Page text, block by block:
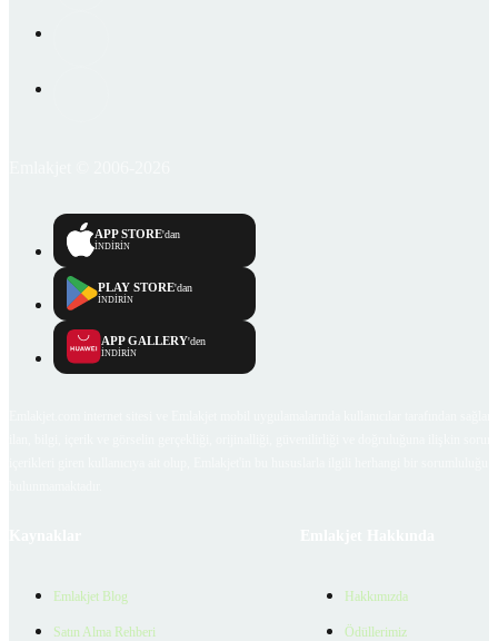
APP STORE'dan
İNDİRİN
PLAY STORE'dan
İNDİRİN
APP GALLERY'den
İNDİRİN
Emlakjet Blog
Satın Alma Rehberi
Hakkımızda
Ödüllerimiz